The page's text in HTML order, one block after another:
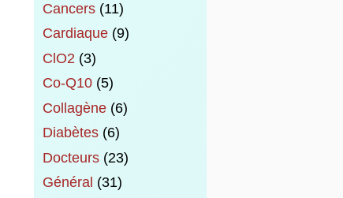
Cancers(11)
Cardiaque(9)
ClO2 (3)
Co-Q10(5)
Collagène(6)
Diabètes(6)
Docteurs(23)
Général (31)